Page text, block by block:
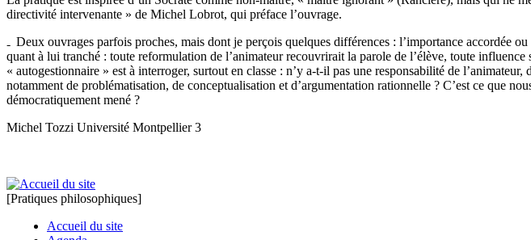
directivité intervenante » de Michel Lobrot, qui préface l’ouvrage.
Deux ouvrages parfois proches, mais dont je perçois quelques différences : l’importance accordée
quant à lui tranché : toute reformulation de l’animateur recouvrirait la parole de l’élève, toute
« autogestionnaire » est à interroger, surtout en classe : n’y a-t-il pas une responsabilité de
notamment de problématisation, de conceptualisation et d’argumentation rationnelle ? C’est ce que
démocratiquement mené ?
Michel Tozzi Université Montpellier 3
[Pratiques philosophiques]
Accueil du site